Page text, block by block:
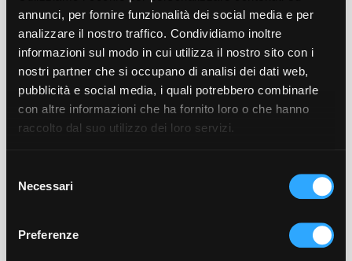
annunci, per fornire funzionalità dei social media e per
analizzare il nostro traffico. Condividiamo inoltre
informazioni sul modo in cui utilizza il nostro sito con i
nostri partner che si occupano di analisi dei dati web,
pubblicità e social media, i quali potrebbero combinarle
con altre informazioni che ha fornito loro o che hanno
raccolto dal suo utilizzo dei loro servizi.
delNecessari
Preferenze
on selected Flexible Rates
Delicious breakfast each morning
Complimentary welcome drink
10% discount on evening dining
Early check-in and priority room allocation
(subject to availability)
*Maximum occupancy for any room or suite is 2
adults*